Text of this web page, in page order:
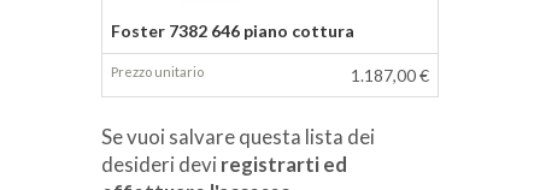
Prezzo
Foster 7382 646 piano cottura
1.187,00 €
Se vuoi salvare questa lista dei
desideri devi registrarti ed